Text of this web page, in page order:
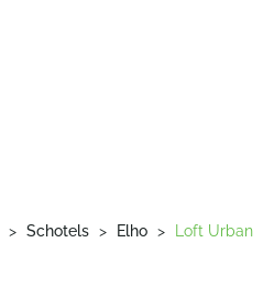
> Schotels > Elho > Loft Urban